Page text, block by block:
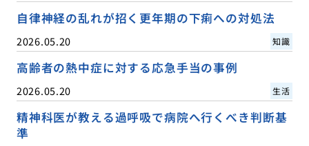
自律神経の乱れが招く更年期の下痢への対処法
2026.05.20 知識
高齢者の熱中症に対する応急手当の事例
2026.05.20 生活
精神科医が教える過呼吸で病院へ行くべき判断基
準